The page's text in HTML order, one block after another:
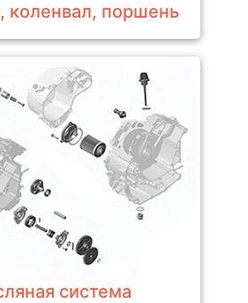
коленвал, поршень
система